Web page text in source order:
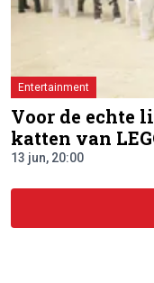
Entertainment
Voor de echte
katten van
13 jun, 20:00